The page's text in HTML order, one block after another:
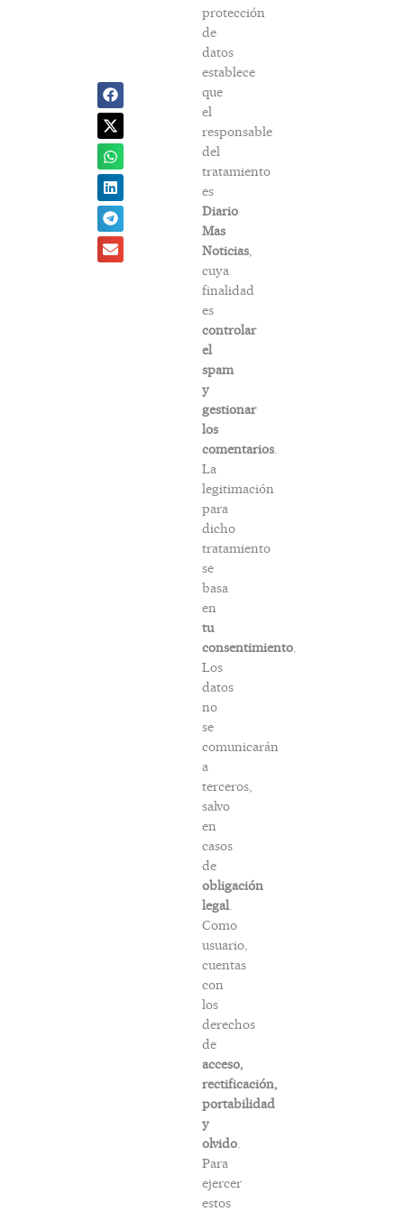
protección
de
datos
establece
que
el
responsable
del
tratamiento
es
Diario
Mas
Noticias,
cuya
finalidad
es
controlar
el
spam
y
gestionar
los
comentarios.
La
legitimación
para
dicho
tratamiento
se
basa
en
tu
consentimiento.
Los
datos
no
se
comunicarán
a
terceros,
salvo
en
casos
de
obligación
legal.
Como
usuario,
cuentas
con
los
derechos
de
acceso,
rectificación,
portabilidad
y
olvido.
Para
ejercer
estos